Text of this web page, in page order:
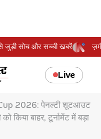
से जुड़ी सोच और सच्ची खबरें
Live
2026: पेनल्टी शूटआउट
को किया बाहर, टूर्नामेंट में बड़ा